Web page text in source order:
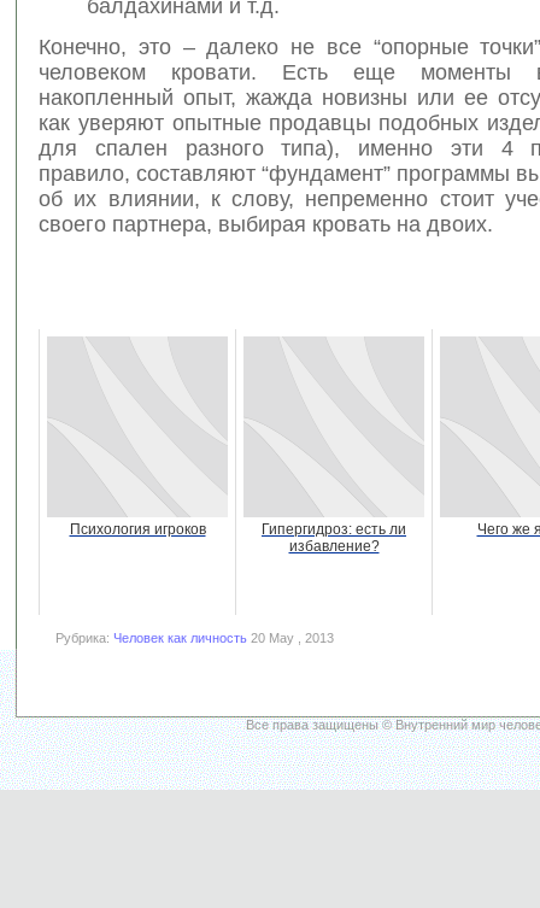
балдахинами и т.д.
Конечно, это – далеко не все “опорные
человеком кровати. Есть еще моменты
накопленный опыт, жажда новизны или ее
как уверяют опытные продавцы подобных
для спален разного типа), именно эти 4
правило, составляют “фундамент” программы
об их влиянии, к слову, непременно стоит
своего партнера, выбирая кровать на двоих.
Психология игроков
Гипергидроз: есть ли
избавление?
Чего же
Рубрика: Человек как личность 20 May , 2013
Все права защищены © Внутренний мир